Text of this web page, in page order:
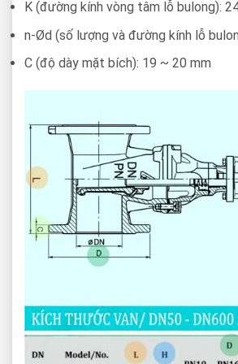
K (đường kính vòng tâm lỗ bulong):
n-Ød (số lượng và đường kính lỗ
C (độ dày mặt bích): 19 ~ 20 mm